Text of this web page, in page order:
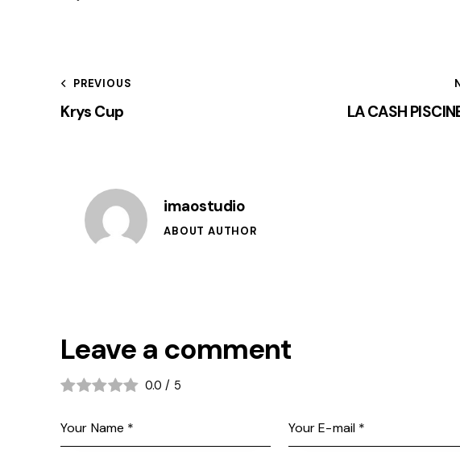
PREVIOUS
Krys Cup LA CASH
imaostudio
ABOUT AUTHOR
Leave a comment
0.0 / 5